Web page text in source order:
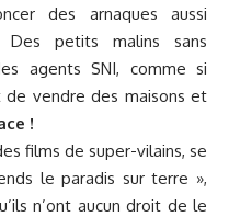
des arnaques aussi
petits malins sans
agents SNI, comme si
vendre des maisons et
!
films de super-vilains, se
le paradis sur terre »,
n’ont aucun droit de le